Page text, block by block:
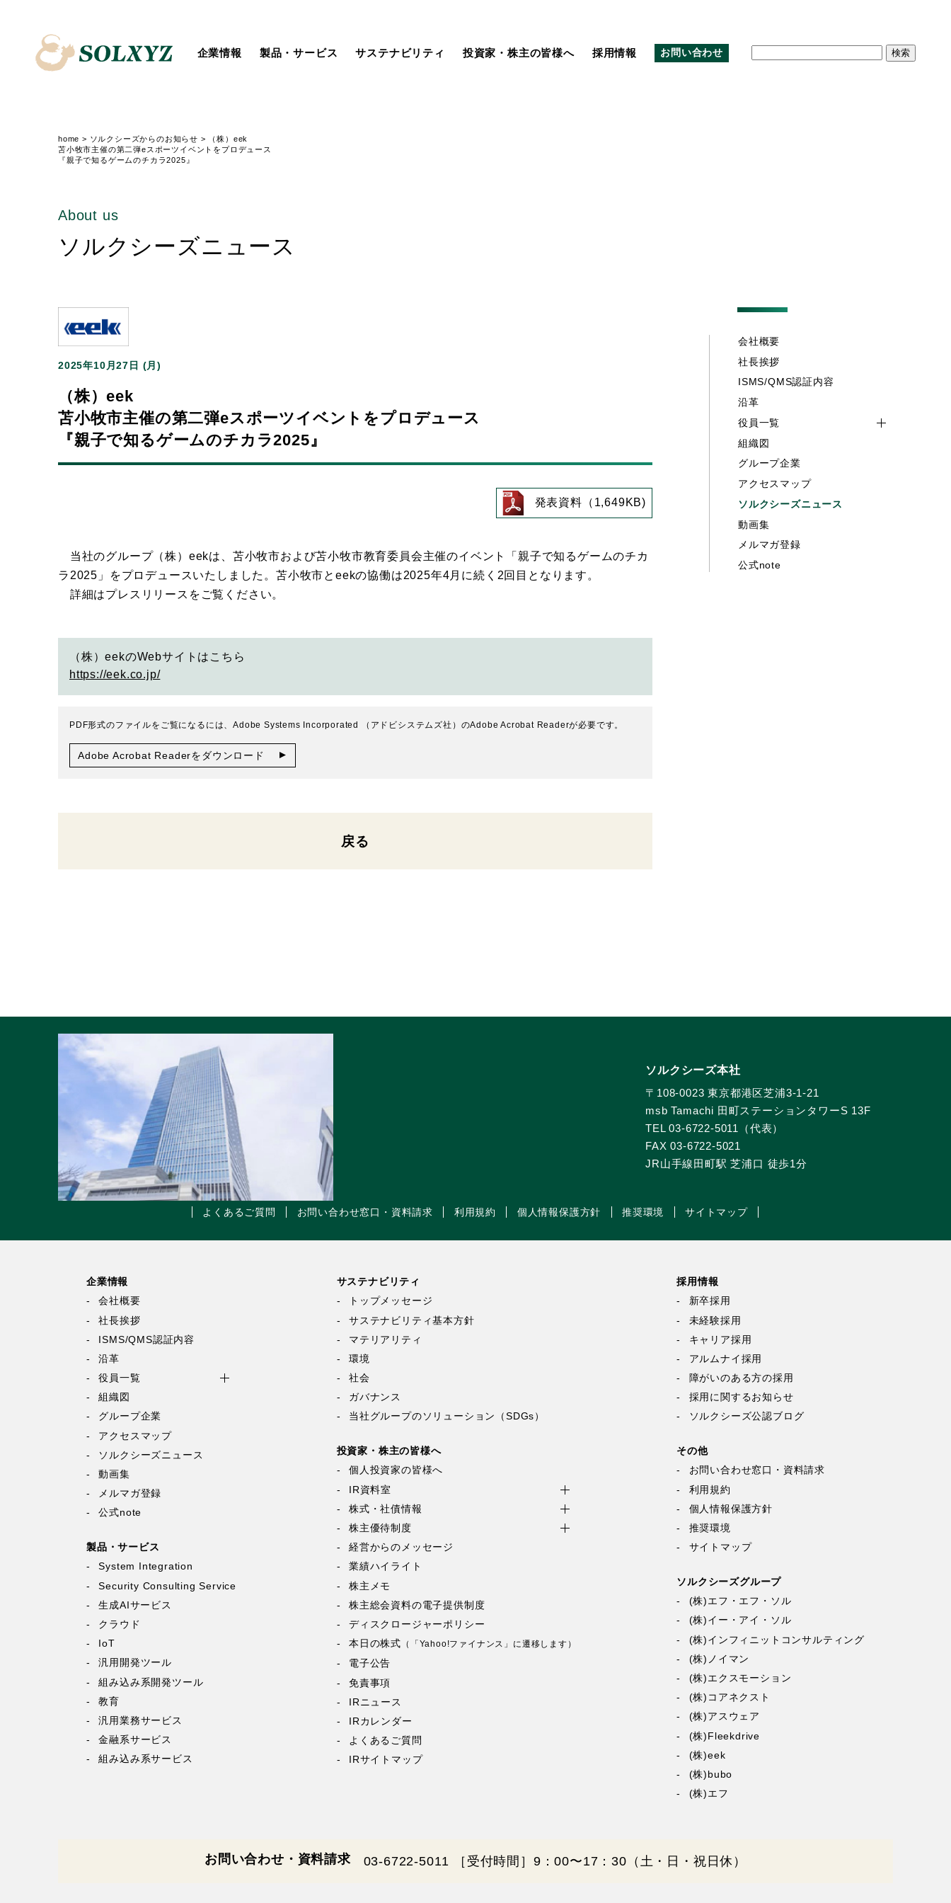
企業情報 製品・サービス サステナビリティ 投資家・株主の皆様へ 採用情報 お問い合わせ
検
索:
home > ソルクシーズからのお知らせ >
（株）eek
苫小牧市主催の第二弾eスポーツイベントをプロデュース
『親子で知るゲームのチカラ2025』
About us
ソルクシーズニュース
2025年10月27日 (月)
（株）eek
苫小牧市主催の第二弾eスポーツイベントをプロデュース
『親子で知るゲームのチカラ2025』
発表資料（1,649KB)
当社のグループ（株）eekは、苫小牧市および苫小牧市教育委員会主催のイベント「親子で知るゲームのチカ
ラ2025」をプロデュースいたしました。苫小牧市とeekの協働は2025年4月に続く2回目となります。
詳細はプレスリリースをご覧ください。
（株）eekのWebサイトはこちら
https://eek.co.jp/
PDF形式のファイルをご覧になるには、Adobe Systems Incorporated （アドビシステムズ社）のAdobe Acrobat Readerが必要です。
Adobe Acrobat Readerをダウンロード
戻る
会社概要
社長挨拶
ISMS/QMS認証内容
沿革
役員一覧
組織図
グループ企業
アクセスマップ
ソルクシーズニュース
動画集
メルマガ登録
公式note
ソルクシーズ本社
〒108-0023 東京都港区芝浦3-1-21
msb Tamachi 田町ステーションタワーS 13F
TEL 03-6722-5011（代表）
FAX 03-6722-5021
JR山手線田町駅 芝浦口 徒歩1分
よくあるご質問 お問い合わせ窓口・資料請求 利用規約 個人情報保護方針 推奨環境 サイトマップ
企業情報
会社概要
社長挨拶
ISMS/QMS認証内容
沿革
役員一覧
組織図
グループ企業
アクセスマップ
ソルクシーズニュース
動画集
メルマガ登録
公式note
製品・サービス
System Integration
Security Consulting Service
生成AIサービス
クラウド
IoT
汎用開発ツール
組み込み系開発ツール
教育
汎用業務サービス
金融系サービス
組み込み系サービス
サステナビリティ
トップメッセージ
サステナビリティ基本方針
マテリアリティ
環境
社会
ガバナンス
当社グループのソリューション（SDGs）
投資家・株主の皆様へ
個人投資家の皆様へ
IR資料室
株式・社債情報
株主優待制度
経営からのメッセージ
業績ハイライト
株主メモ
株主総会資料の電子提供制度
ディスクロージャーポリシー
本日の株式 （「Yahoo!ファイナンス」に遷移します）
電子公告
免責事項
IRニュース
IRカレンダー
よくあるご質問
IRサイトマップ
採用情報
新卒採用
未経験採用
キャリア採用
アルムナイ採用
障がいのある方の採用
採用に関するお知らせ
ソルクシーズ公認ブログ
その他
お問い合わせ窓口・資料請求
利用規約
個人情報保護方針
推奨環境
サイトマップ
ソルクシーズグループ
(株)エフ・エフ・ソル
(株)イー・アイ・ソル
(株)インフィニットコンサルティング
(株)ノイマン
(株)エクスモーション
(株)コアネクスト
(株)アスウェア
(株)Fleekdrive
(株)eek
(株)bubo
(株)エフ
お問い合わせ・資料請求 03-6722-5011 ［受付時間］9：00〜17：30（土・日・祝日休）